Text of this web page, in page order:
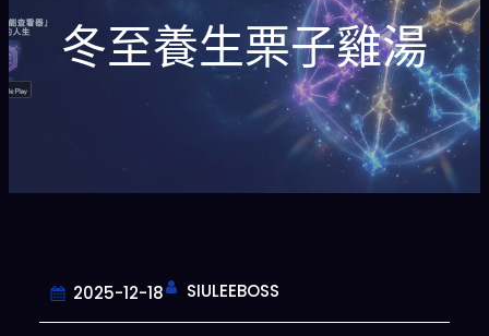
冬至養生栗子雞湯
2025-12-18 SIULEEBOSS